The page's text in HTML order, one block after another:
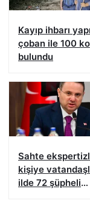
Kayıp ihbarı
çoban ile 100
bulundu
Sahte
kişiye
ilde 72 şüpheli